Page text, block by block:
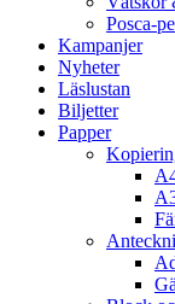
Posca-
Kampanjer
Nyheter
Läslustan
Biljetter
Papper